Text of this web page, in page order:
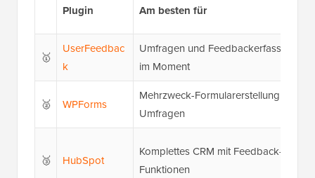
Plugin Am besten für
🥇
UserFeedbac
k
Umfragen und Feedbackerfassung
im Moment
🥈 WPForms
Mehrzweck-Formularerstellung und
Umfragen
🥉 HubSpot
Komplettes CRM mit Feedback-
Funktionen